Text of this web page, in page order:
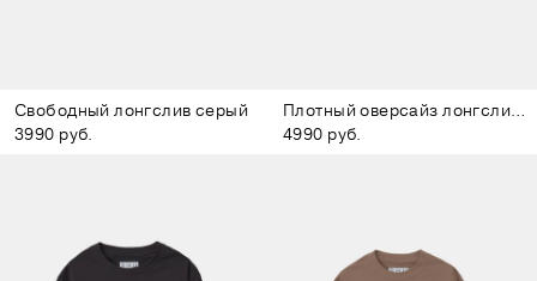
Свободный лонгслив серый
3990 руб.
Плотный оверсайз лонгслив бежевый
4990 руб.